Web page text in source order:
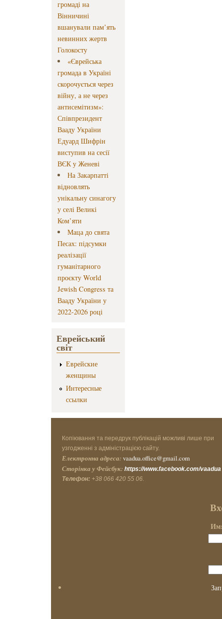
громаді на
Вінничині
вшанували пам’ять
невинних жертв
Голокосту
«Єврейська
громада в Україні
скорочується через
війну, а не через
антисемітизм»:
Співпрезидент
Вааду України
Едуард Шифрін
виступив на сесії
ВЄК у Женеві
На Закарпатті
відновлять
унікальну синагогу
у селі Великі
Ком’яти
Маца до свята
Песах: підсумки
реалізації
гуманітарного
проєкту World
Jewish Congress та
Вааду України у
2022-2026 році
Еврейський
світ
Еврейские
женщины
Интересные
ссылки
Копіювання та передрук публікацій можливі лише при
узгодженні з адміністрацією сайту.
Електронна адреса: vaadua.office@gmail.com
Сторінка у Фейсбук: https://www.facebook.com/vaadua
Телефон: +38 066 420 55 06.